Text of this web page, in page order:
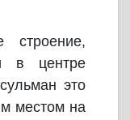
в центре
это
местом на